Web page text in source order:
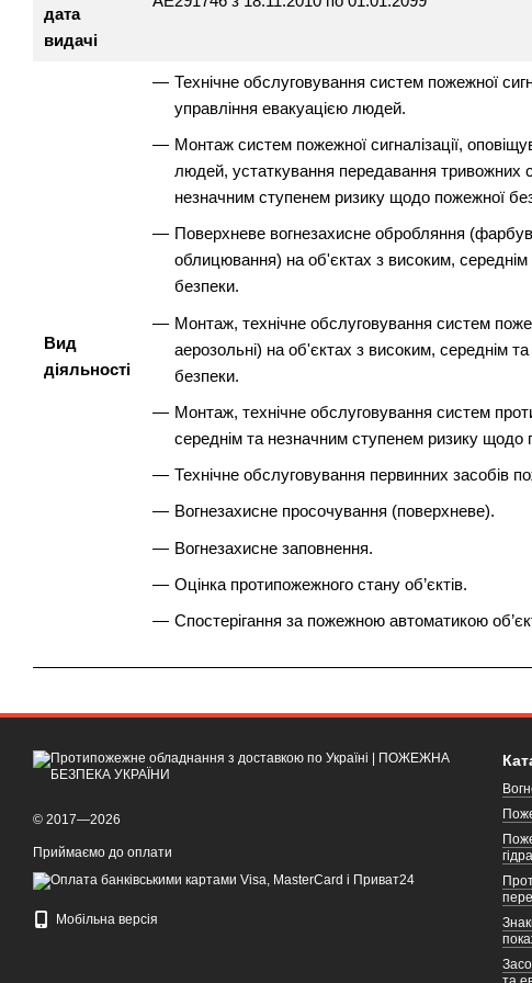
дата
видачі
Вид
діяльності
Технічне обслуговування систем пожежної
управління евакуацією людей.
Монтаж систем пожежної сигналізації,
людей, устаткування передавання тривожних
незначним ступенем ризику щодо пожежної
Поверхневе вогнезахисне обробляння
облицювання) на об'єктах з високим,
безпеки.
Монтаж, технічне обслуговування систем
аерозольні) на об'єктах з високим, середнім
безпеки.
Монтаж, технічне обслуговування систем
середнім та незначним ступенем ризику щодо
Технічне обслуговування первинних засобів
Вогнезахисне просочування (поверхневе).
Вогнезахисне заповнення.
Оцінка протипожежного стану об’єктів.
Спостерігання за пожежною автоматикою
© 2017—2026
Приймаємо до оплати
Мобільна версія